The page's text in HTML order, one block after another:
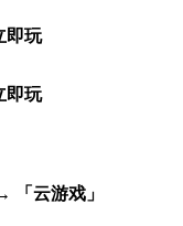
即玩
即玩
「云游戏」